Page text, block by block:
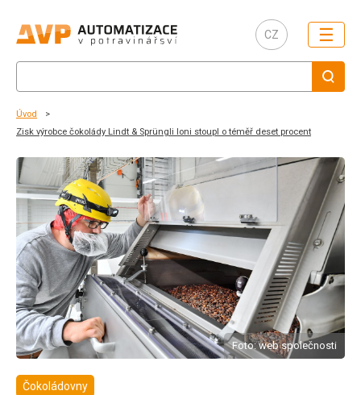
CZ ☰
Úvod
Zisk výrobce čokolády Lindt & Sprüngli loni stoupl o téměř deset procent
Foto: web společnosti
Čokoládovny